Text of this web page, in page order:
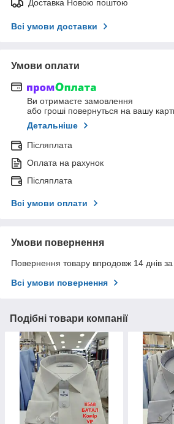
Доставка Новою поштою
Всі умови доставки
Умови оплати
Ви отримаєте замовлення
або гроші повернуться на вашу
Детальніше
Післяплата
Оплата на рахунок
Післяплата
Всі умови оплати
Умови повернення
Повернення товару впродовж 14 днів
Всі умови повернення
Подібні товари компанії